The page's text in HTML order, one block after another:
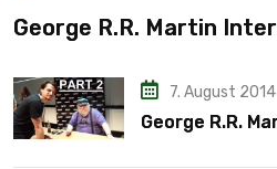
George R.R. Martin
7. August 2014
George R.R.